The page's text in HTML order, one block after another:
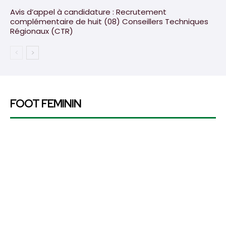
Avis d’appel à candidature : Recrutement
complémentaire de huit (08) Conseillers Techniques
Régionaux (CTR)
FOOT FEMININ